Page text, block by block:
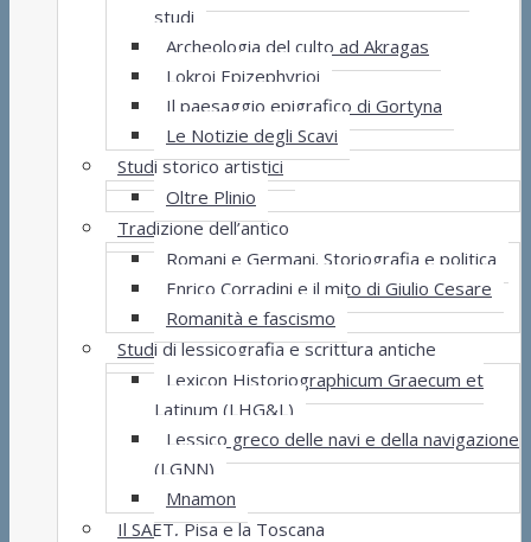
studi
Archeologia del culto ad Akragas
Lokroi Epizephyrioi
Il paesaggio epigrafico di Gortyna
Le Notizie degli Scavi
Studi storico artistici
Oltre Plinio
Tradizione dell’antico
Romani e Germani. Storiografia e politica
Enrico Corradini e il mito di Giulio Cesare
Romanità e fascismo
Studi di lessicografia e scrittura antiche
Lexicon Historiographicum Graecum et
Latinum (LHG&L)
Lessico greco delle navi e della navigazione
(LGNN)
Mnamon
Il SAET, Pisa e la Toscana